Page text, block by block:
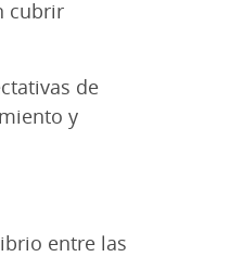
cubrir
de
y
entre las